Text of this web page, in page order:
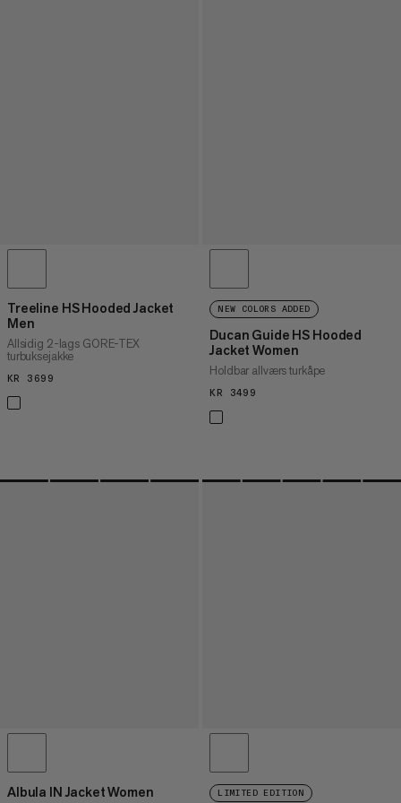
Treeline HS Hooded Jacket
Men
Allsidig 2-lags GORE-TEX
turbuksejakke
KR 3699
NEW COLORS ADDED
Ducan Guide HS Hooded
Jacket Women
Holdbar allværs turkåpe
KR 3499
Albula IN Jacket Women LIMITED EDITION